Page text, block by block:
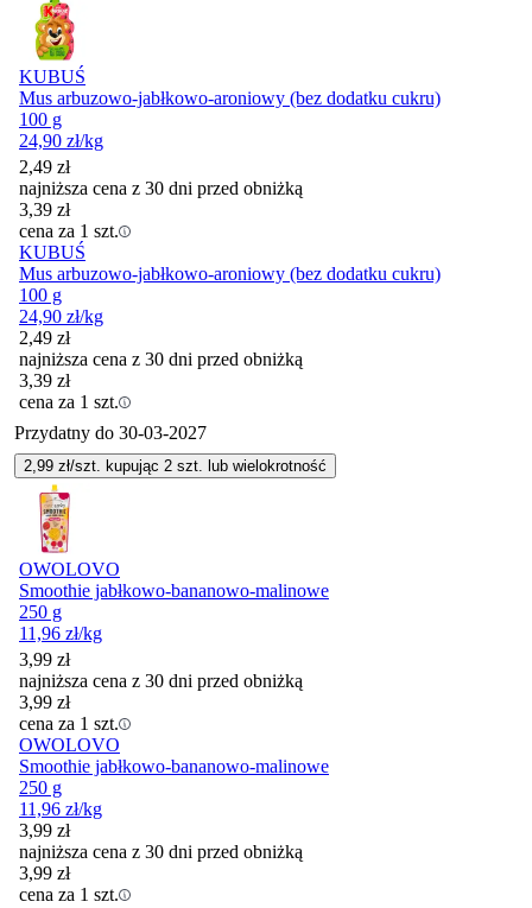
KUBUŚ
Mus arbuzowo-jabłkowo-aroniowy (bez dodatku cukru)
100 g
24,90 zł/kg
2,49 zł
najniższa cena z 30 dni przed obniżką
3,39 zł
cena za 1 szt.
KUBUŚ
Mus arbuzowo-jabłkowo-aroniowy (bez dodatku cukru)
100 g
24,90 zł/kg
2,49 zł
najniższa cena z 30 dni przed obniżką
3,39 zł
cena za 1 szt.
Przydatny do 30-03-2027
2,99 zł/szt. kupując 2 szt. lub wielokrotność
OWOLOVO
Smoothie jabłkowo-bananowo-malinowe
250 g
11,96 zł/kg
3,99 zł
najniższa cena z 30 dni przed obniżką
3,99 zł
cena za 1 szt.
OWOLOVO
Smoothie jabłkowo-bananowo-malinowe
250 g
11,96 zł/kg
3,99 zł
najniższa cena z 30 dni przed obniżką
3,99 zł
cena za 1 szt.